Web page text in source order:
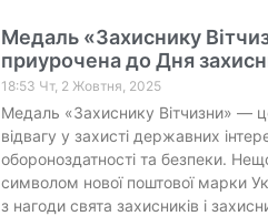
Медаль «Захиснику
приурочена до Дня
18:53 Чт, 2 Жовтня, 2025
Медаль «Захиснику Вітчизни» —
відвагу у захисті державних
обороноздатності та безпеки.
символом нової поштової марки
з нагоди свята захисників і